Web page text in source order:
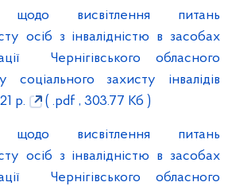
щодо висвітлення питань
осіб з інвалідністю в засобах
Чернігівського обласного
соціального захисту інвалідів
р.
( .pdf , 303.77 Кб )
щодо висвітлення питань
осіб з інвалідністю в засобах
Чернігівського обласного